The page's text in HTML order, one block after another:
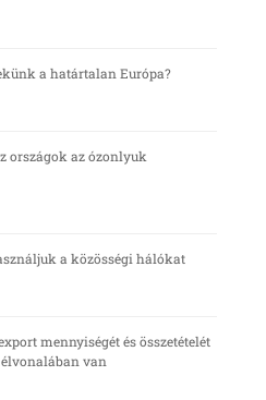
a határtalan Európa?
országok az ózonlyuk
a közösségi hálókat
mennyiségét és összetételét
van